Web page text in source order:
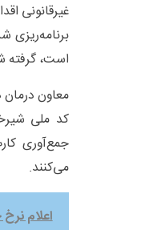
برنامه‌ریزی
است، گرفته
معاون درمان
کد ملی
جمع‌آوری
می‌کنند.
اعلام